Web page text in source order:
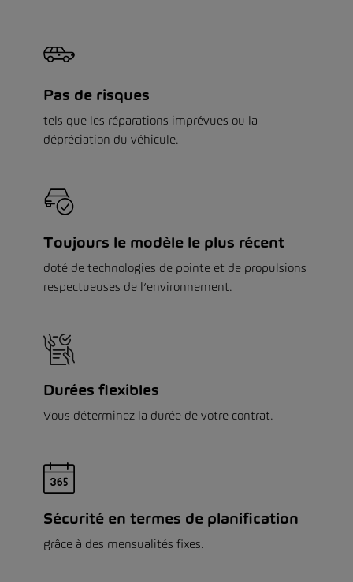
Pas de risques
tels que les réparations imprévues ou la
dépréciation du véhicule.
Toujours le modèle le plus récent
doté de technologies de pointe et de propulsions
respectueuses de l’environnement.
Durées flexibles
Vous déterminez la durée de votre contrat.
Sécurité en termes de planification
grâce à des mensualités fixes.